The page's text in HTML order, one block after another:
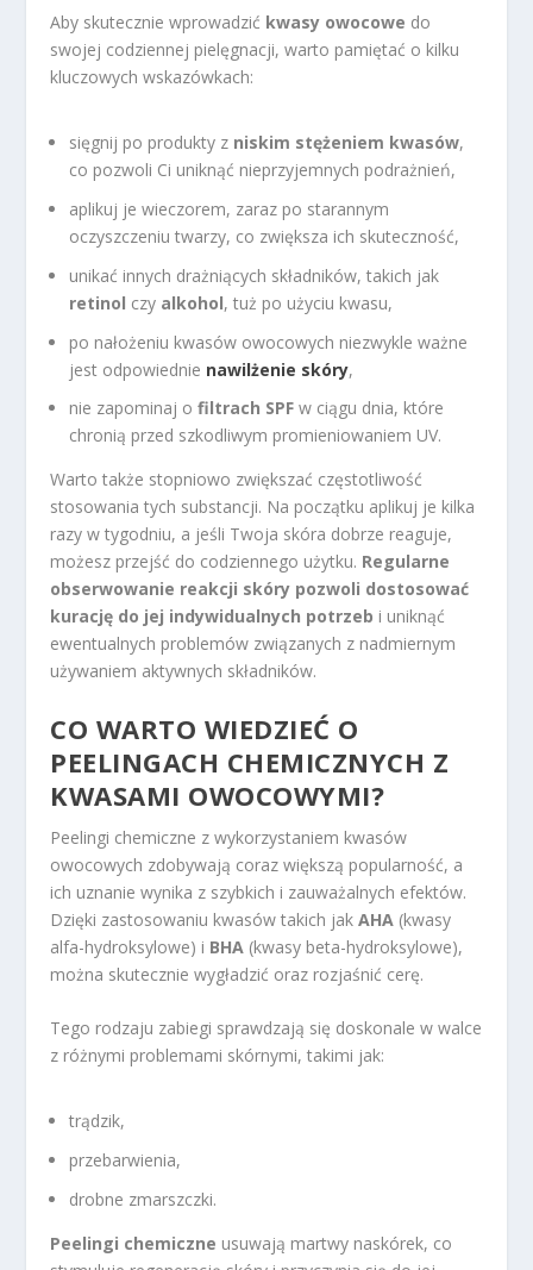
Aby skutecznie wprowadzić kwasy owocowe do
swojej codziennej pielęgnacji, warto pamiętać o kilku
kluczowych wskazówkach:
sięgnij po produkty z niskim stężeniem kwasów,
co pozwoli Ci uniknąć nieprzyjemnych podrażnień,
aplikuj je wieczorem, zaraz po starannym
oczyszczeniu twarzy, co zwiększa ich skuteczność,
unikać innych drażniących składników, takich jak
retinol czy alkohol, tuż po użyciu kwasu,
po nałożeniu kwasów owocowych niezwykle ważne
jest odpowiednie nawilżenie skóry,
nie zapominaj ofiltrach SPF w ciągu dnia, które
chronią przed szkodliwym promieniowaniem UV.
Warto także stopniowo zwiększać częstotliwość
stosowania tych substancji. Na początku aplikuj je kilka
razy w tygodniu, a jeśli Twoja skóra dobrze reaguje,
możesz przejść do codziennego użytku. Regularne
obserwowanie reakcji skóry pozwoli dostosować
kurację do jej indywidualnych potrzeb i uniknąć
ewentualnych problemów związanych z nadmiernym
używaniem aktywnych składników.
CO WARTO WIEDZIEĆ O
PEELINGACH CHEMICZNYCH Z
KWASAMI OWOCOWYMI?
Peelingi chemiczne z wykorzystaniem kwasów
owocowych zdobywają coraz większą popularność, a
ich uznanie wynika z szybkich i zauważalnych efektów.
Dzięki zastosowaniu kwasów takich jakAHA (kwasy
alfa-hydroksylowe) i BHA (kwasy beta-hydroksylowe),
można skutecznie wygładzić oraz rozjaśnić cerę.
Tego rodzaju zabiegi sprawdzają się doskonale w walce
z różnymi problemami skórnymi, takimi jak:
trądzik,
przebarwienia,
drobne zmarszczki.
Peelingi chemiczne usuwają martwy naskórek, co